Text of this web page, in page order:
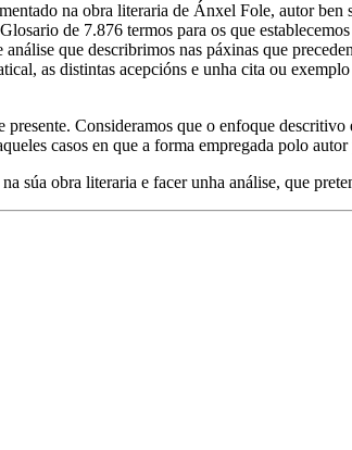
na obra literaria de Ánxel Fole, autor
de 7.876 termos para os que
que describrimos nas páxinas que
as distintas acepcións e unha cita ou
Consideramos que o enfoque
casos en que a forma empregada polo
súa obra literaria e facer unha análise, que